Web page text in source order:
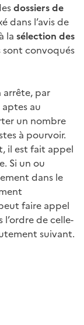
dossiers de
dans l’avis de
la sélection des
sont convoqués
arrête, par
au
un nombre
à pourvoir.
il est fait appel
Si un ou
dans le
faire appel
de celle-
suivant.